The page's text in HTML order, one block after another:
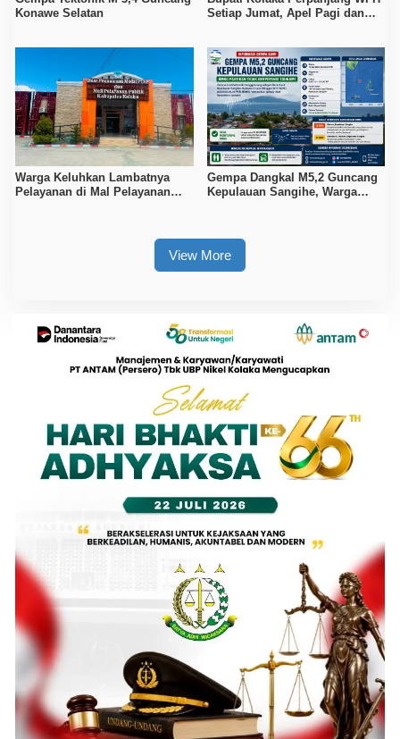
Konawe Selatan
Setiap Jumat, Apel Pagi dan
Warga Keluhkan Lambatnya
Pelayanan di Mal Pelayanan
Gempa Dangkal M5,2 Guncang
Kepulauan Sangihe, Warga
View More